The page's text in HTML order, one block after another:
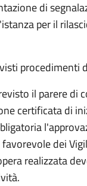
di
per il
procedimenti
il parere di
certificata di
dei
realizzata